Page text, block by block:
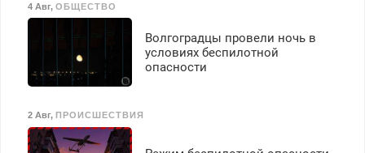
4 Авг, ОБЩЕСТВО
Волгоградцы провели ночь в
условиях беспилотной
опасности
2 Авг, ПРОИСШЕСТВИЯ